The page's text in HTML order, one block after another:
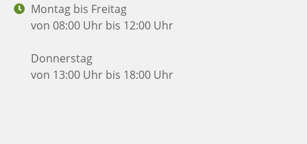
Montag bis Freitag
von 08:00 Uhr bis 12:00 Uhr
Donnerstag
von 13:00 Uhr bis 18:00 Uhr